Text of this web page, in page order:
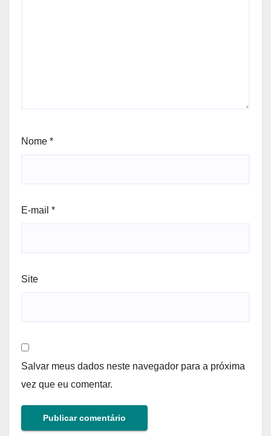
Nome *
E-mail *
Site
Salvar meus dados neste navegador para a próxima
vez que eu comentar.